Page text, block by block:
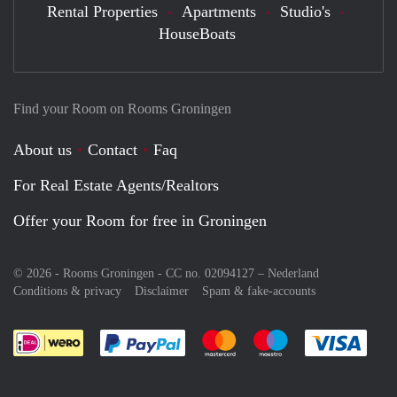
Find your Room on Rooms Groningen
About us Contact
Faq
For Real Estate Agents/Realtors
Offer your Room for free in Groningen
© 2026 - Rooms Groningen - CC no. 02094127 – Nederland
Conditions & privacy
Disclaimer Spam & fake-accounts
Pay easily with :payment method
Pay easily with :payment
Pay easily with
Rental Properties Apartments
Studio's
HouseBoats